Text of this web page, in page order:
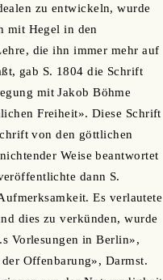
zu entwickeln, wurde
mit Hegel in den
die ihn immer mehr auf
gab S. 1804 die Schrift
mit Jakob Böhme
Freiheit». Diese Schrift
von den göttlichen
Weise beantwortet
dann S.
Es verlautete
dies zu verkünden, wurde
Vorlesungen in Berlin»,
Offenbarung», Darmst.